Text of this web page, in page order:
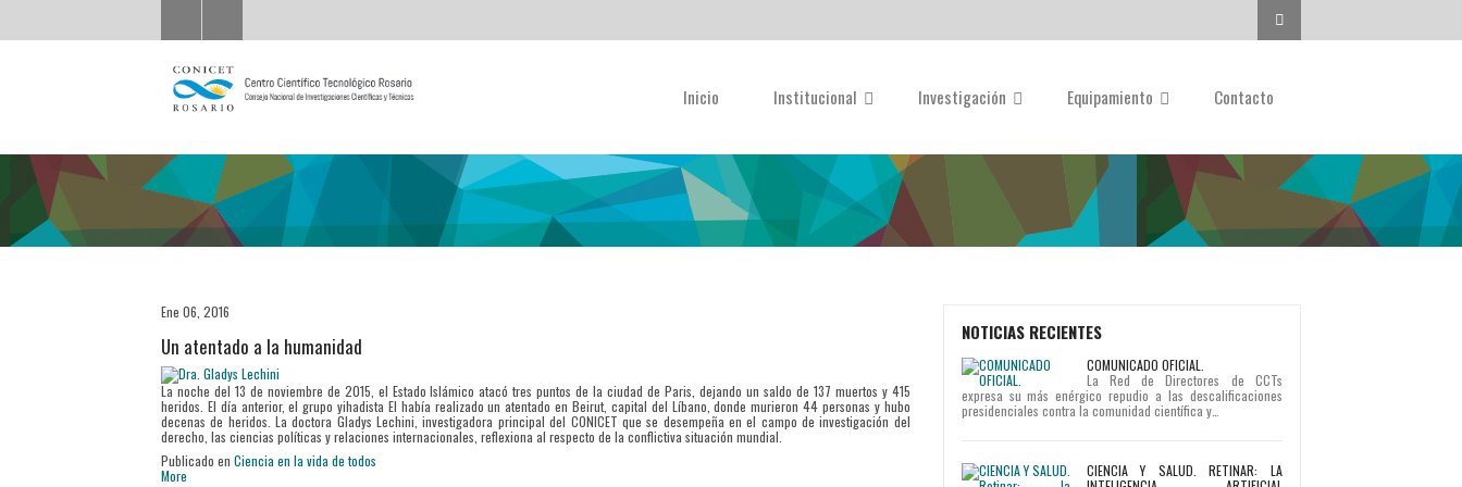
Inicio Institucional Investigación Equipamiento Contacto
Ene 06, 2016
Un atentado a la humanidad
La noche del 13 de noviembre de 2015, el Estado Islámico atacó tres puntos de la ciudad de Paris, dejando un saldo de 137 muertos y 415
heridos. El día anterior, el grupo yihadista EI había realizado un atentado en Beirut, capital del Líbano, donde murieron 44 personas y hubo
decenas de heridos. La doctora Gladys Lechini, investigadora principal del CONICET que se desempeña en el campo de investigación del
derecho, las ciencias políticas y relaciones internacionales, reflexiona al respecto de la conflictiva situación mundial.
Publicado en Ciencia en la vida de todos
More
NOTICIAS RECIENTES
COMUNICADO OFICIAL.
La Red de Directores de CCTs
expresa su más enérgico repudio a las descalificaciones
presidenciales contra la comunidad científica y…
CIENCIA Y SALUD. RETINAR: LA